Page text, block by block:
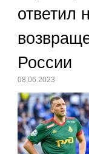
ответил
России
08.06.2023